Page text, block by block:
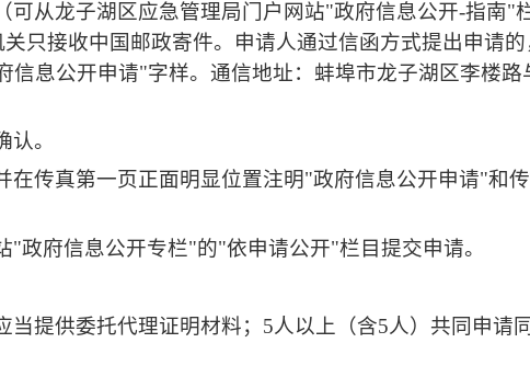
可从龙子湖区应急管理局门户网站"政府信息公开-指南"
关只接收中国邮政寄件。申请人通过信函方式提出申请
信息公开申请"字样。通信地址： 蚌埠市龙子湖区李楼路
。
在传真第一页正面明显位置注明"政府信息公开申请"和
"政府信息公开专栏"的"依申请公开"栏目提交申请。
提供委托代理证明材料； 5人以上（含5人）共同申请